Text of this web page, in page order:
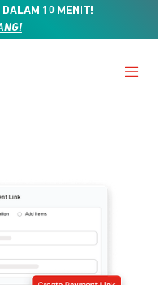
DALAM 10 MENIT!